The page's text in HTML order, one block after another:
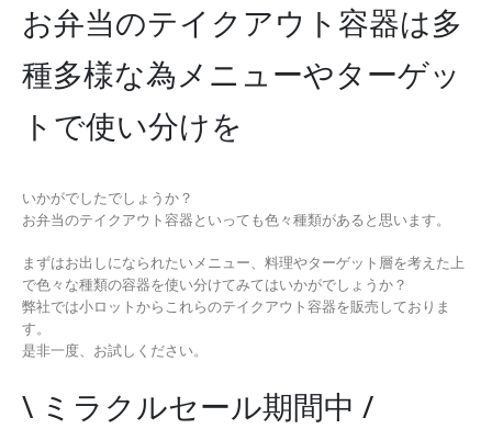
お弁当のテイクアウト容器は多
種多様な為メニューやターゲッ
トで使い分けを
いかがでしたでしょうか？
お弁当のテイクアウト容器といっても色々種類があると思います。
まずはお出しになられたいメニュー、料理やターゲット層を考えた上
で色々な種類の容器を使い分けてみてはいかがでしょうか？
弊社では小ロットからこれらのテイクアウト容器を販売しておりま
す。
是非一度、お試しください。
\ ミラクルセール期間中 /